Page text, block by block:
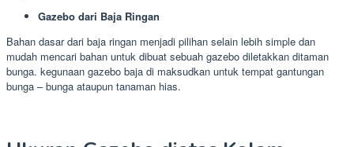
Gazebo dari Baja Ringan
Bahan dasar dari baja ringan menjadi pilihan selain lebih simple dan
mudah mencari bahan untuk dibuat sebuah gazebo diletakkan ditaman
bunga. kegunaan gazebo baja di maksudkan untuk tempat gantungan
bunga – bunga ataupun tanaman hias.